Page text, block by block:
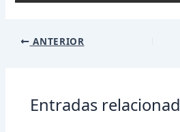
Navegación
ANTERIOR
Entradas